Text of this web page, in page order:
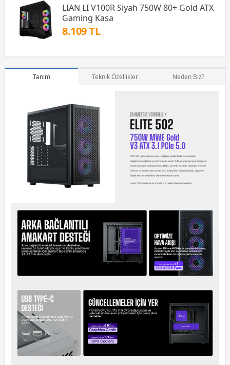
LIAN LI V100R Siyah 750W 80+ Gold ATX
Gaming Kasa
8.109 TL
Tanım Teknik Özellikler Neden Biz?